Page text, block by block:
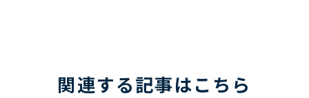
関連する記事はこちら